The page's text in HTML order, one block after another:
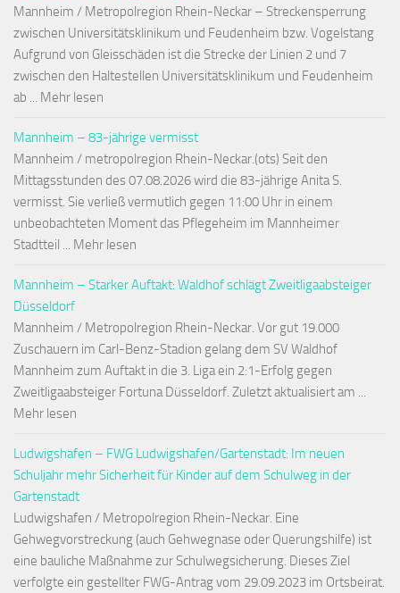
Mannheim / Metropolregion Rhein-Neckar – Streckensperrung
zwischen Universitätsklinikum und Feudenheim bzw. Vogelstang
Aufgrund von Gleisschäden ist die Strecke der Linien 2 und 7
zwischen den Haltestellen Universitätsklinikum und Feudenheim
ab ... Mehr lesen
Mannheim – 83-jährige vermisst
Mannheim / metropolregion Rhein-Neckar.(ots) Seit den
Mittagsstunden des 07.08.2026 wird die 83-jährige Anita S.
vermisst. Sie verließ vermutlich gegen 11:00 Uhr in einem
unbeobachteten Moment das Pflegeheim im Mannheimer
Stadtteil ... Mehr lesen
Mannheim – Starker Auftakt: Waldhof schlägt Zweitligaabsteiger
Düsseldorf
Mannheim / Metropolregion Rhein-Neckar. Vor gut 19.000
Zuschauern im Carl-Benz-Stadion gelang dem SV Waldhof
Mannheim zum Auftakt in die 3. Liga ein 2:1-Erfolg gegen
Zweitligaabsteiger Fortuna Düsseldorf. Zuletzt aktualisiert am ...
Mehr lesen
Ludwigshafen – FWG Ludwigshafen/Gartenstadt: Im neuen
Schuljahr mehr Sicherheit für Kinder auf dem Schulweg in der
Gartenstadt
Ludwigshafen / Metropolregion Rhein-Neckar. Eine
Gehwegvorstreckung (auch Gehwegnase oder Querungshilfe) ist
eine bauliche Maßnahme zur Schulwegsicherung. Dieses Ziel
verfolgte ein gestellter FWG-Antrag vom 29.09.2023 im Ortsbeirat.